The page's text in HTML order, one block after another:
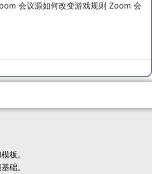
板。
础。
会议源如何改变游戏规则 Zoom 会